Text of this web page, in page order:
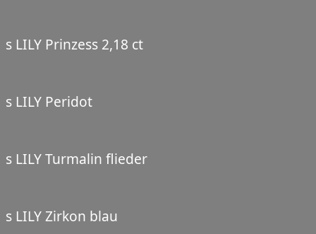
s LILY Prinzess 2,18 ct
s LILY Peridot
s LILY Turmalin flieder
s LILY Zirkon blau